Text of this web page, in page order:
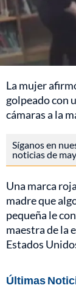
La mujer
golpeado con
cámaras a la
Síganos en
noticias de
Una marca
madre que
pequeña le
maestra de la
Estados
Últimas